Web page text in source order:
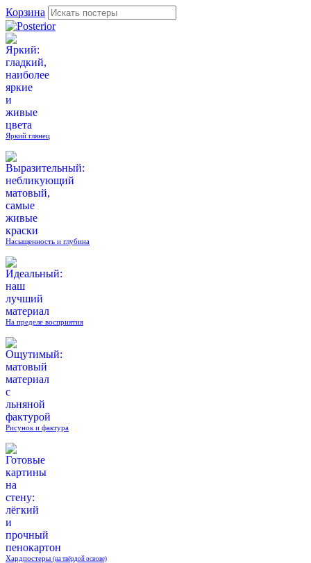
Корзина
Яркий глянец
Насыщенность и глубина
На пределе восприятия
Рисунок и фактура
Хардпостеры (на твёрдой основе)